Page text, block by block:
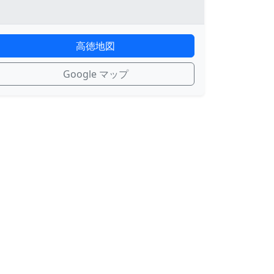
高徳地図
Google マップ